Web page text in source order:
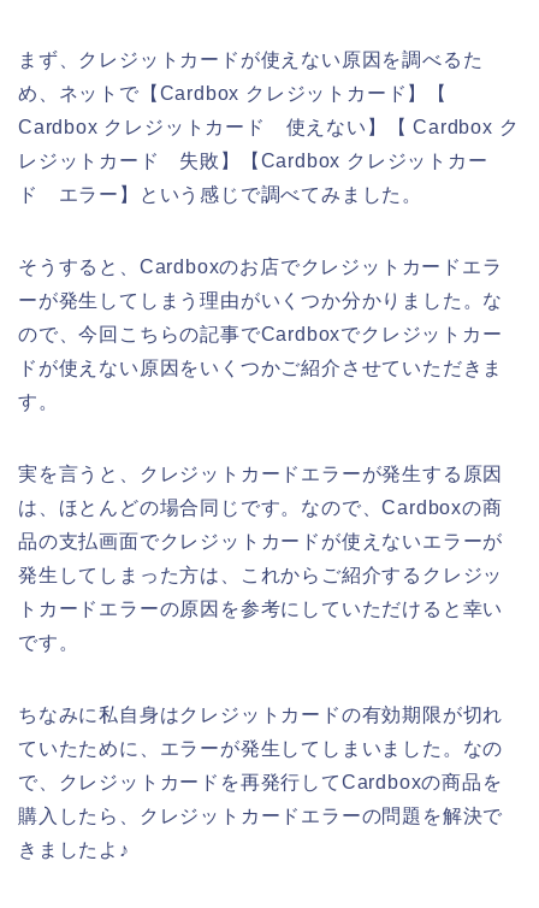
まず、クレジットカードが使えない原因を調べるた
め、ネットで【Cardbox クレジットカード】【
Cardbox クレジットカード 使えない】【 Cardbox ク
レジットカード 失敗】【Cardbox クレジットカー
ド エラー】という感じで調べてみました。
そうすると、Cardboxのお店でクレジットカードエラ
ーが発生してしまう理由がいくつか分かりました。な
ので、今回こちらの記事でCardboxでクレジットカー
ドが使えない原因をいくつかご紹介させていただきま
す。
実を言うと、クレジットカードエラーが発生する原因
は、ほとんどの場合同じです。なので、Cardboxの商
品の支払画面でクレジットカードが使えないエラーが
発生してしまった方は、これからご紹介するクレジッ
トカードエラーの原因を参考にしていただけると幸い
です。
ちなみに私自身はクレジットカードの有効期限が切れ
ていたために、エラーが発生してしまいました。なの
で、クレジットカードを再発行してCardboxの商品を
購入したら、クレジットカードエラーの問題を解決で
きましたよ♪